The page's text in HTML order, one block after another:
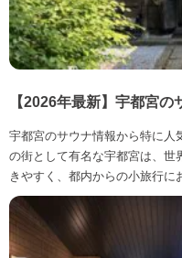
【2026年最新】宇都宮の
宇都宮のサウナ情報から特に人
の街として有名な宇都宮は、世
きやすく、都内からの小旅行に